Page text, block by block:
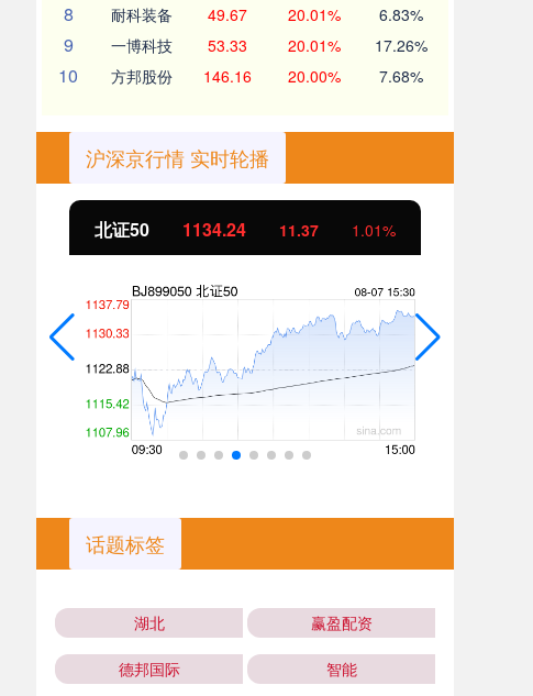
8 耐科装备 49.67 20.01% 6.83%
9 一博科技 53.33 20.01% 17.26%
10 方邦股份 146.16 20.00% 7.68%
沪深京行情 实时轮播
北证50 1134.24 11.37 1.01%
话题标签
湖北 赢盈配资
德邦国际 智能